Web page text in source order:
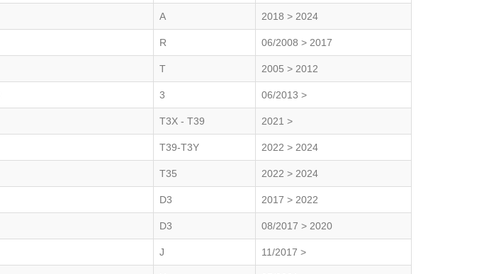
A 2018 > 2024
R 06/2008 > 2017
T 2005 > 2012
3 06/2013 >
T3X - T39 2021 >
T39-T3Y 2022 > 2024
T35 2022 > 2024
D3 2017 > 2022
D3 08/2017 > 2020
J 11/2017 >